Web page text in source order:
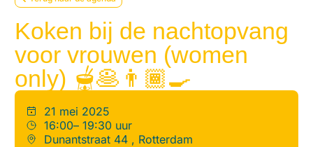
Koken bij de nachtopvang
voor vrouwen (women
only) 🫕🥞👨🏾‍🍳
21 mei 2025
16:00– 19:30 uur
Dunantstraat 44 , Rotterdam